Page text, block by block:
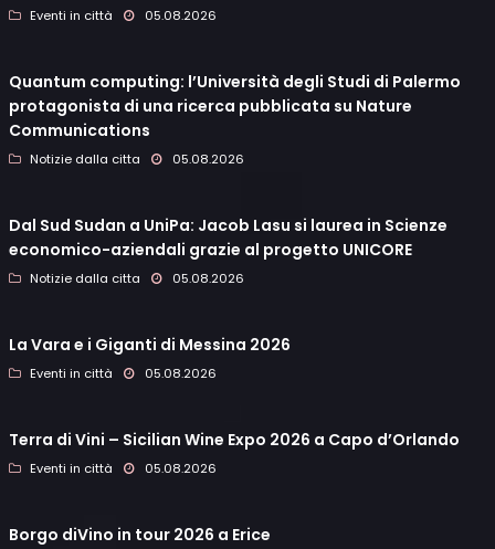
Eventi in città 05.08.2026
Quantum computing: l’Università degli Studi di Palermo
protagonista di una ricerca pubblicata su Nature
Communications
Notizie dalla citta 05.08.2026
Dal Sud Sudan a UniPa: Jacob Lasu si laurea in Scienze
economico-aziendali grazie al progetto UNICORE
Notizie dalla citta 05.08.2026
La Vara e i Giganti di Messina 2026
Eventi in città 05.08.2026
Terra di Vini – Sicilian Wine Expo 2026 a Capo d’Orlando
Eventi in città 05.08.2026
Borgo diVino in tour 2026 a Erice